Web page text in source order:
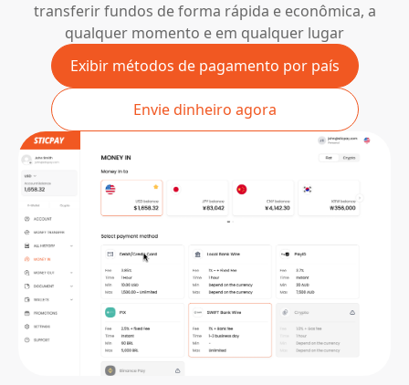
transferir fundos de forma rápida e econômica, a
qualquer momento e em qualquer lugar
Exibir métodos de pagamento por país
Envie dinheiro agora